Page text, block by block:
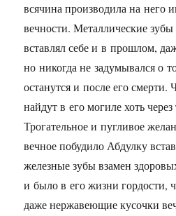
всячина производила на него
вечности. Металлические зубы
вставлял себе и в прошлом,
но никогда не задумывался о
останутся и после его смерти.
найдут в его могиле хоть
Трогательное и пугливое
вечное побудило Абдулку
железные зубы взамен
и было в его жизни гордости,
даже нержавеющие кусочки